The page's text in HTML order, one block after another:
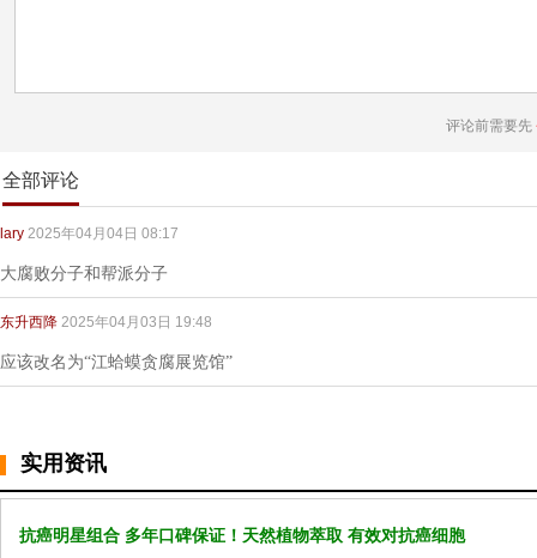
评论前需要先
全部评论
lary 2025年04月04日 08:17
大腐败分子和帮派分子
东升西降 2025年04月03日 19:48
应该改名为“江蛤蟆贪腐展览馆”
实用资讯
抗癌明星组合 多年口碑保证！天然植物萃取 有效对抗癌细胞